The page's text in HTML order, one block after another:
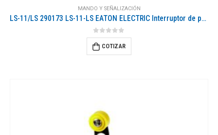
MANDO Y SEÑALIZACIÓN
LS-11/LS 290173 LS-11-LS EATON ELECTRIC Interruptor de posición Plástico 1 NO + 1 NC Palanca de rodillo Corta
0out of 5
COTIZAR